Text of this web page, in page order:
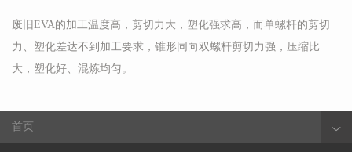
废旧EVA的加工温度高，剪切力大，塑化强求高，而单螺杆的剪切
力、塑化差达不到加工要求，锥形同向双螺杆剪切力强，压缩比
大，塑化好、混炼均匀。
首页